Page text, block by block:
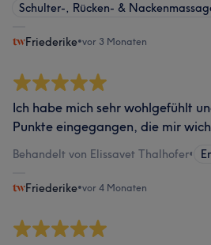
Schulter-, Rücken- &
Friederike•vor 3 Monaten
Ich habe mich sehr wohlgefühlt
Punkte eingegangen, die mir
Behandelt von Elissavet Thalhofer•
Friederike•vor 4 Monaten